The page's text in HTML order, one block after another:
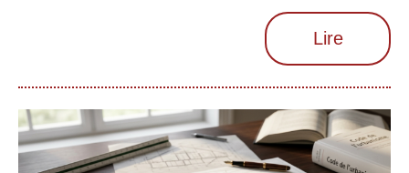
Lire